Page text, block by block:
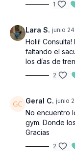
1
Lara S. junio 24
Holii!
faltando el
los días de
2
Geral C. junio
No encuentro
gym. Donde
Gracias
2